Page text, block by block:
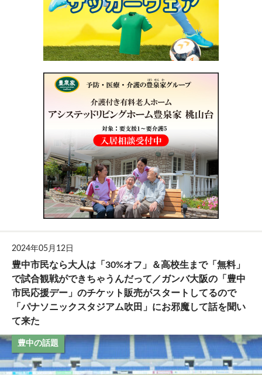
2024年05月12日
豊中市民なら大人は「30%オフ」＆高校生まで「無料」
で試合観戦ができちゃうんだって／ガンバ大阪の「豊中
市民応援デー」のチケット販売がスタートしてるので
「パナソニックスタジアム吹田」にお邪魔して話を聞い
て来た
豊中の話題